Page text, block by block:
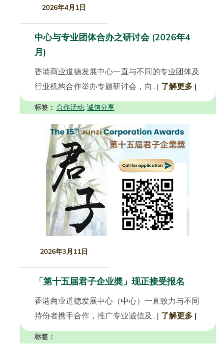
2026年4月1日
中心与专业团体合办之研讨会 (2026年4
月)
香港商业道德发展中心一直与不同的专业团体及
行业机构合作举办专题研讨会，向...| 了解更多 |
标签： 合作活动, 诚信分享
2026年3月11日
「第十五届君子企业奬」现正接受报名
香港商业道德发展中心（中心）一直致力与不同
持份者携手合作，推广专业诚信及...| 了解更多 |
标签：